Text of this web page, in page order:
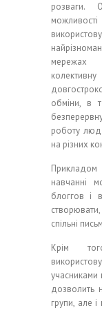
розваги.
мережах
обміни, в
роботу
на різних
навчанні
блоггов і
спільні
Крім
учасниками
дозволить
групи, але